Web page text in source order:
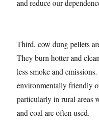
and reduce our
Third, cow dung pellets
They burn hotter and
less smoke and
environmentally friendly
particularly in rural areas
and coal are often used.